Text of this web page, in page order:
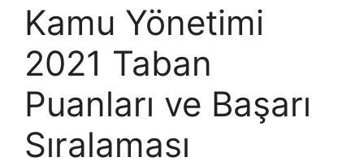
Kamu Yönetimi
2021 Taban
Puanları ve Başarı
Sıralaması